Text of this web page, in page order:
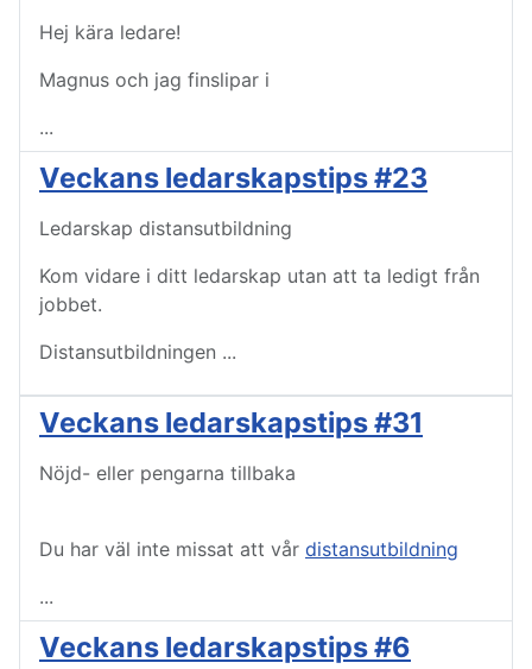
Hej kära ledare!
Magnus och jag finslipar i
...
Veckans ledarskapstips #23
Ledarskap distansutbildning
Kom vidare i ditt ledarskap utan att ta ledigt från
jobbet.
Distansutbildningen ...
Veckans ledarskapstips #31
Nöjd- eller pengarna tillbaka
Du har väl inte missat att vår distansutbildning
...
Veckans ledarskapstips #6